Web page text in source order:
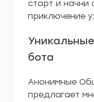
старт и начни
приключение
бота
Анонимные
предлагает